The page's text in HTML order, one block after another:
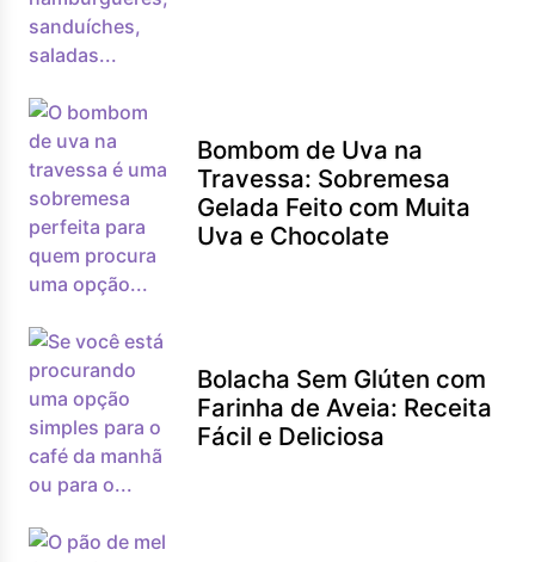
Bombom de Uva na
Travessa: Sobremesa
Gelada Feito com Muita
Uva e Chocolate
Bolacha Sem Glúten com
Farinha de Aveia: Receita
Fácil e Deliciosa